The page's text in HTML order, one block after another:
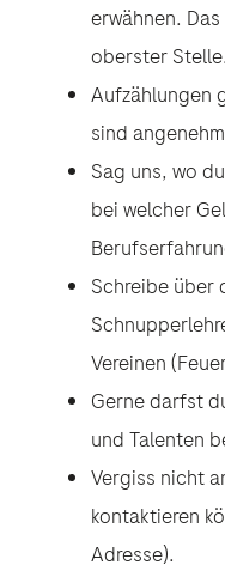
erwähnen.
oberster Stelle.
Aufzählungen
sind
Sag uns, wo
bei welcher
Schreibe über
Vereinen
Gerne darfst
und Talenten
Vergiss nicht
kontaktieren
Adresse).